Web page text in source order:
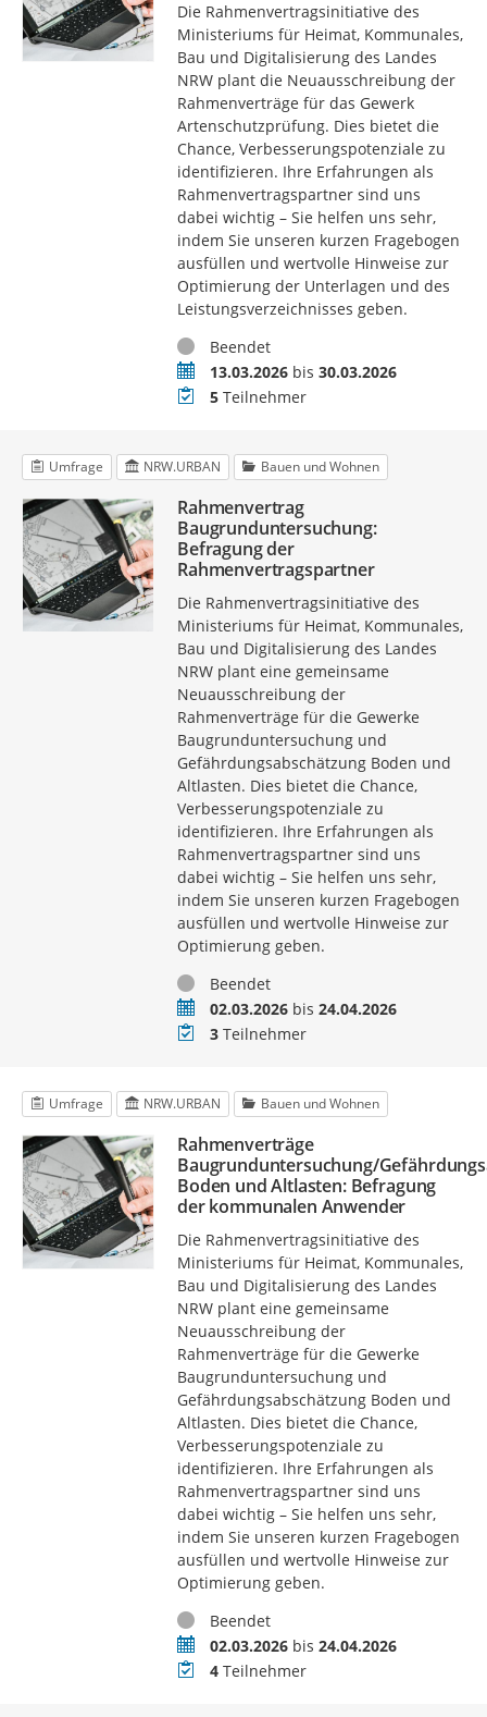
Die Rahmenvertragsinitiative des
Ministeriums für Heimat, Kommunales,
Bau und Digitalisierung des Landes
NRW plant die Neuausschreibung der
Rahmenverträge für das Gewerk
Artenschutzprüfung. Dies bietet die
Chance, Verbesserungspotenziale zu
identifizieren. Ihre Erfahrungen als
Rahmenvertragspartner sind uns
dabei wichtig – Sie helfen uns sehr,
indem Sie unseren kurzen Fragebogen
ausfüllen und wertvolle Hinweise zur
Optimierung der Unterlagen und des
Leistungsverzeichnisses geben.
StatusBeendet
Zeitraum13.03.2026bis 30.03.2026
Teilnehmer
5Teilnehmer
Umfrage NRW.URBAN Bauen und Wohnen
Rahmenvertrag
Baugrunduntersuchung:
Befragung der
Rahmenvertragspartner
Die Rahmenvertragsinitiative des
Ministeriums für Heimat, Kommunales,
Bau und Digitalisierung des Landes
NRW plant eine gemeinsame
Neuausschreibung der
Rahmenverträge für die Gewerke
Baugrunduntersuchung und
Gefährdungsabschätzung Boden und
Altlasten. Dies bietet die Chance,
Verbesserungspotenziale zu
identifizieren. Ihre Erfahrungen als
Rahmenvertragspartner sind uns
dabei wichtig – Sie helfen uns sehr,
indem Sie unseren kurzen Fragebogen
ausfüllen und wertvolle Hinweise zur
Optimierung geben.
StatusBeendet
Zeitraum02.03.2026bis 24.04.2026
Teilnehmer
3Teilnehmer
Umfrage NRW.URBAN Bauen und Wohnen
Rahmenverträge
Baugrunduntersuchung/
Boden und Altlasten: Befragung
der kommunalen Anwender
Die Rahmenvertragsinitiative des
Ministeriums für Heimat, Kommunales,
Bau und Digitalisierung des Landes
NRW plant eine gemeinsame
Neuausschreibung der
Rahmenverträge für die Gewerke
Baugrunduntersuchung und
Gefährdungsabschätzung Boden und
Altlasten. Dies bietet die Chance,
Verbesserungspotenziale zu
identifizieren. Ihre Erfahrungen als
Rahmenvertragspartner sind uns
dabei wichtig – Sie helfen uns sehr,
indem Sie unseren kurzen Fragebogen
ausfüllen und wertvolle Hinweise zur
Optimierung geben.
StatusBeendet
Zeitraum02.03.2026bis 24.04.2026
Teilnehmer
4Teilnehmer